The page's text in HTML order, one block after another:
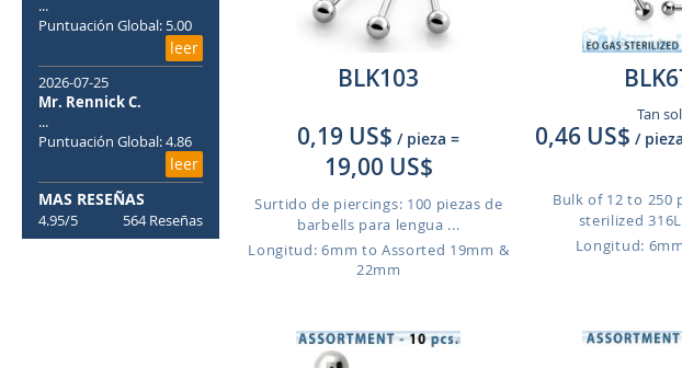
BLK103
0,19 US$ / pieza =
19,00 US$
Surtido de piercings: 100 piezas de
barbells para lengua ...
Longitud: 6mm to Assorted 19mm &
22mm
Tan
0,46 US$ / pieza
Bulk of 12 to 250
sterilized
Longitud:
...
Puntuación Global: 5.00
leer
2026-07-25
Mr. Rennick C.
...
Puntuación Global: 4.86
leer
MAS RESEÑAS
4.95/5 564 Reseñas